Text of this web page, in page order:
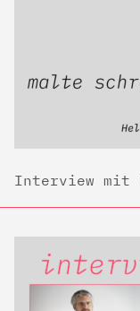
Interview mit